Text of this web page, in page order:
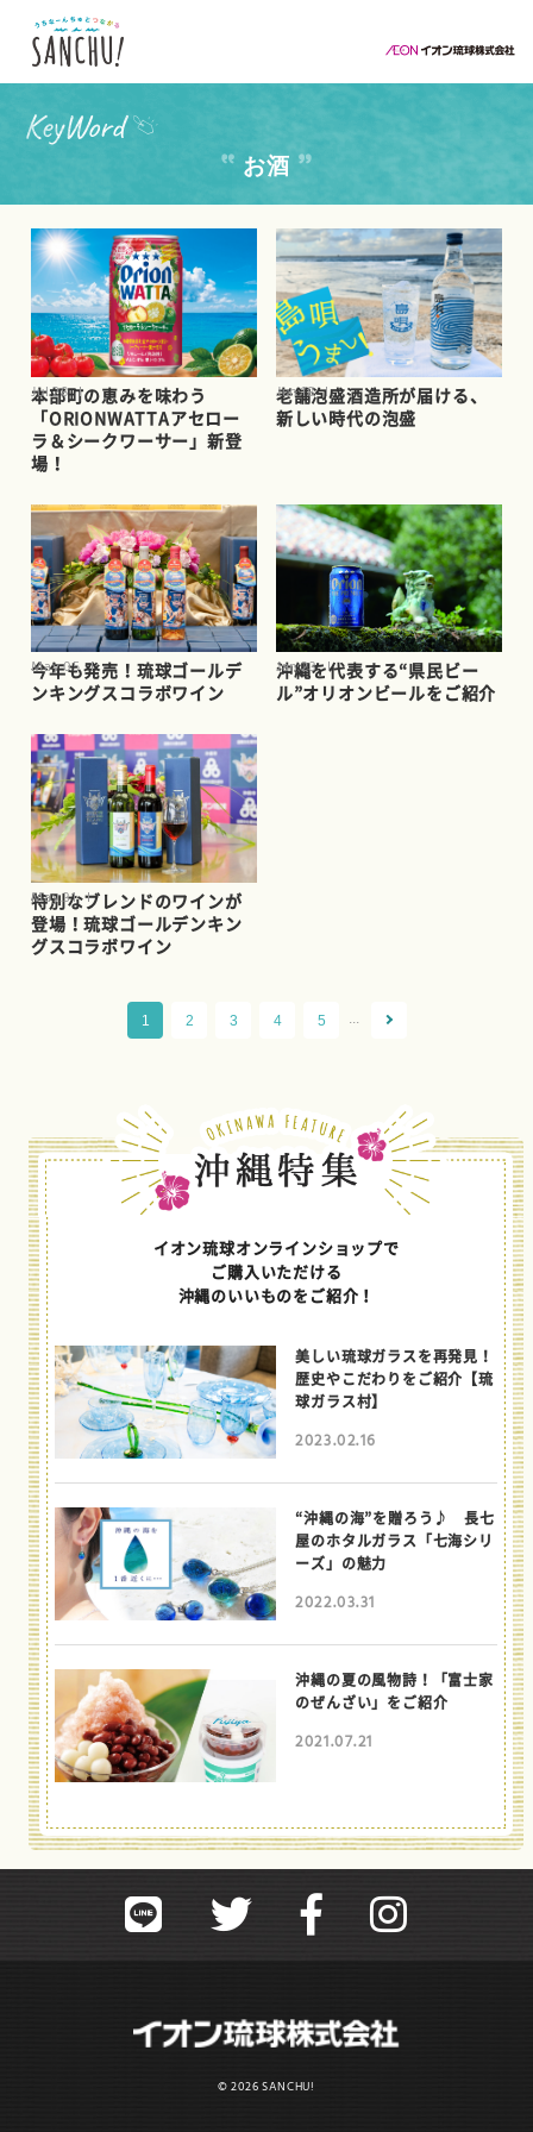
お酒
Jul.28
本部町の恵みを味わう
「ORIONWATTAアセロー
ラ＆シークワーサー」新登
場！
Jun.18
老舗泡盛酒造所が届ける、
新しい時代の泡盛
May.05
今年も発売！琉球ゴールデ
ンキングスコラボワイン
Jan.23
沖縄を代表する“県民ビー
ル”オリオンビールをご紹介
May.31
特別なブレンドのワインが
登場！琉球ゴールデンキン
グスコラボワイン
1 2 3 4 5
イオン琉球オンラインショップで
ご購入いただける
沖縄のいいものをご紹介！
美しい琉球ガラスを再発見！
歴史やこだわりをご紹介【琉
球ガラス村】
2023.02.16
“沖縄の海”を贈ろう♪ 長七
屋のホタルガラス「七海シリ
ーズ」の魅力
2022.03.31
沖縄の夏の風物詩！「富士家
のぜんざい」をご紹介
2021.07.21
© 2026 SANCHU!